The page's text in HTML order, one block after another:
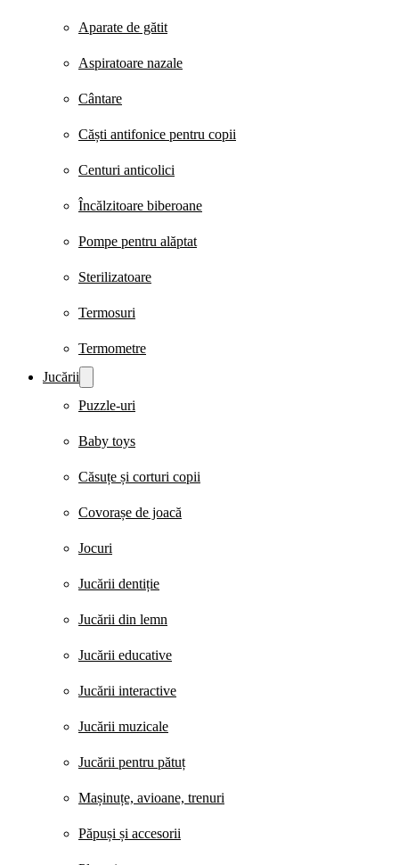
Aparate de gătit
Aspiratoare nazale
Cântare
Căști antifonice pentru copii
Centuri anticolici
Încălzitoare biberoane
Pompe pentru alăptat
Sterilizatoare
Termosuri
Termometre
Jucării
Puzzle-uri
Baby toys
Căsuțe și corturi copii
Covorașe de joacă
Jocuri
Jucării dentiție
Jucării din lemn
Jucării educative
Jucării interactive
Jucării muzicale
Jucării pentru pătuț
Mașinuțe, avioane, trenuri
Păpuși și accesorii